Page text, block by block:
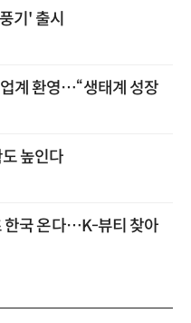
기' 출시
계 환영…“생태계 성장
높인다
한국 온다…K-뷰티 찾아